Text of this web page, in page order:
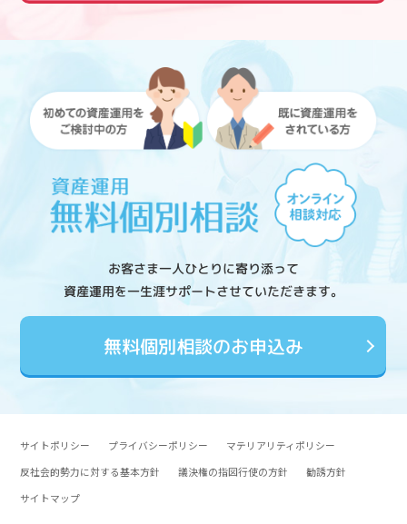
お客さま一人ひとりに寄り添って
資産運用を一生涯サポートさせていただきます。
無料個別相談のお申込み
サイトポリシー プライバシーポリシー
マテリアリティポリシー
反社会的勢力に対する基本方針
議決権の指図行使の方針
勧誘方針
サイトマップ